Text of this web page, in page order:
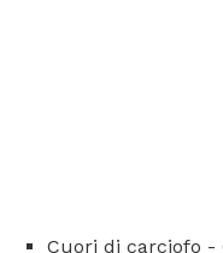
Cuori di carciofo -